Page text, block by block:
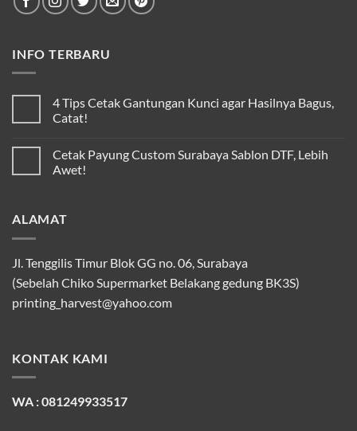
INFO TERBARU
4 Tips Cetak Gantungan Kunci agar Hasilnya Bagus,
Catat!
Cetak Payung Custom Surabaya Sablon DTF, Lebih
Awet!
ALAMAT
Jl. Tenggilis Timur Blok GG no. 06, Surabaya
(Sebelah Chiko Supermarket Belakang gedung BK3S)
printing_harvest@yahoo.com
KONTAK KAMI
WA : 081249933517